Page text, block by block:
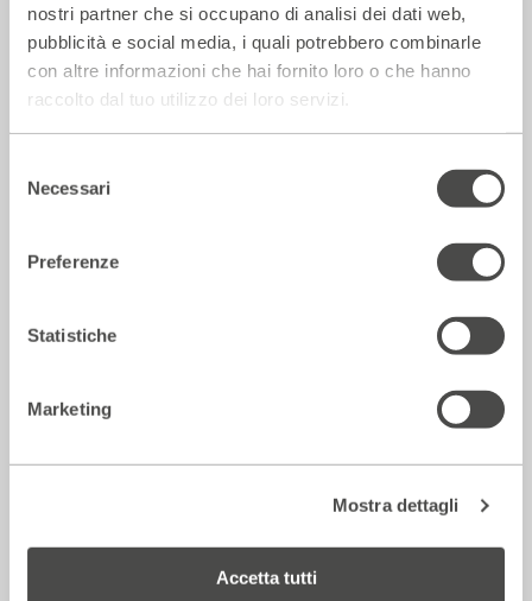
nostri partner che si occupano di analisi dei dati web,
pubblicità e social media, i quali potrebbero combinarle
con altre informazioni che hai fornito loro o che hanno
raccolto dal tuo utilizzo dei loro servizi.
delNecessari
Preferenze
Statistiche
Marketing
Mostra dettagli
Accetta tutti
Carmensita – Chanson gitane